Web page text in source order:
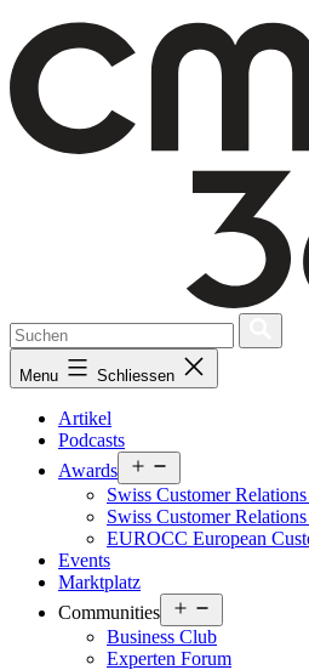
content
Menu Schliessen
Artikel
Podcasts
Awards
menu
Swiss Customer
Swiss Customer
EUROCC European
Events
Marktplatz
Communities
menu
Business Club
Experten Forum